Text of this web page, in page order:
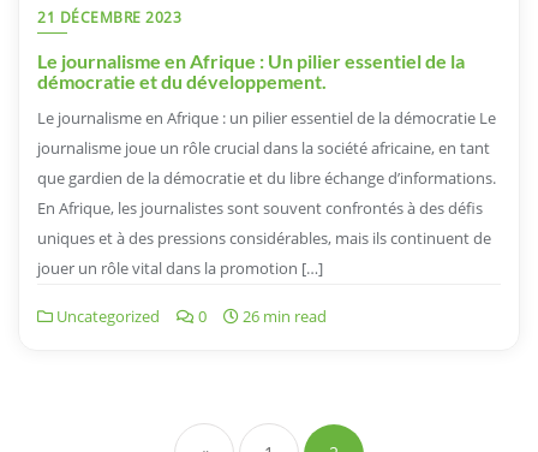
21 DÉCEMBRE 2023
Le journalisme en Afrique : Un pilier essentiel de la
démocratie et du développement.
Le journalisme en Afrique : un pilier essentiel de la démocratie Le
journalisme joue un rôle crucial dans la société africaine, en tant
que gardien de la démocratie et du libre échange d’informations.
En Afrique, les journalistes sont souvent confrontés à des défis
uniques et à des pressions considérables, mais ils continuent de
jouer un rôle vital dans la promotion […]
Uncategorized 0 26 min read
des